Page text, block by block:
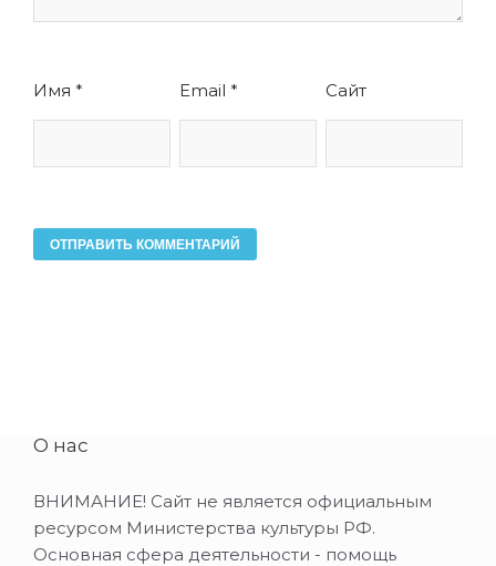
Имя * Email * Сайт
О нас
ВНИМАНИЕ! Сайт не является официальным
ресурсом Министерства культуры РФ.
Основная сфера деятельности - помощь